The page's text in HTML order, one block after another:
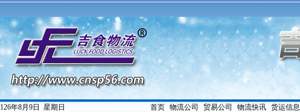
126年8月9日 星期日 首页| 物流公司 贸易公司 物流快讯| 货运信息